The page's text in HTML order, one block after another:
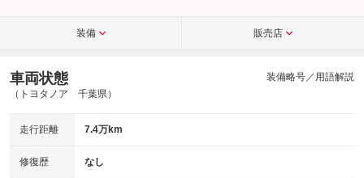
装備 販売店
車両状態
（トヨタノア 千葉県）
装備略号／用語解説
走行距離 7.4万km
修復歴 なし